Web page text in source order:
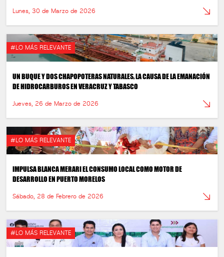
Lunes, 30 de Marzo de 2026
#LO MÁS RELEVANTE
UN BUQUE Y DOS CHAPOPOTERAS NATURALES, LA CAUSA DE LA EMANACIÓN
DE HIDROCARBUROS EN VERACRUZ Y TABASCO
Jueves, 26 de Marzo de 2026
#LO MÁS RELEVANTE
IMPULSA BLANCA MERARI EL CONSUMO LOCAL COMO MOTOR DE
DESARROLLO EN PUERTO MORELOS
Sábado, 28 de Febrero de 2026
#LO MÁS RELEVANTE